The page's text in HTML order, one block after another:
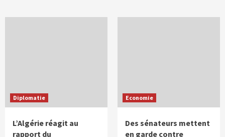
Diplomatie
L’Algérie réagit au
rapport du
Economie
Des sénateurs mettent
en garde contre